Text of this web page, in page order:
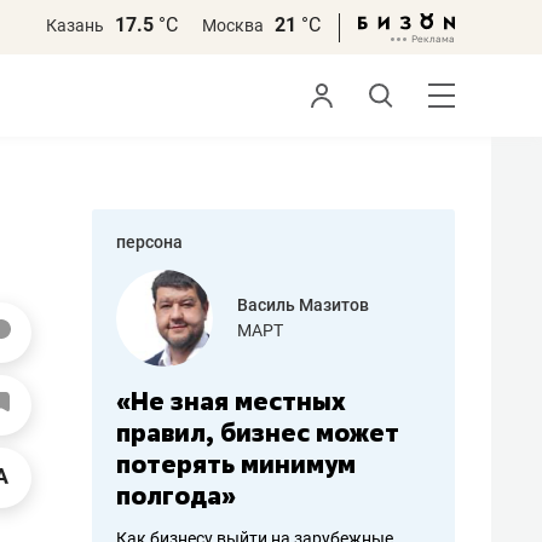
Казань 17.5 °С Москва 21 °С
персона
работа
Василь Мазитов
МАРТ
«Не зная местных
правил, бизнес может
потерять минимум
полгода»